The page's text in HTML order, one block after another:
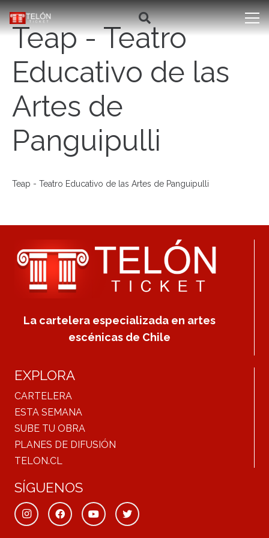
Teap - Teatro
Educativo de las
Artes de
Panguipulli
Teap - Teatro Educativo de las Artes de Panguipulli
La cartelera especializada en artes
escénicas de Chile
EXPLORA
CARTELERA
ESTA SEMANA
SUBE TU OBRA
PLANES DE DIFUSIÓN
TELON.CL
SÍGUENOS